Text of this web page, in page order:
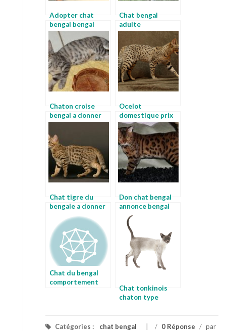
Adopter chat
bengal bengal
charcoal
Chat bengal
adulte
alimentation chat
bengal
Chaton croise
bengal a donner
annonce bengal
Ocelot
domestique prix
bengal noir
Chat tigre du
bengale a donner
chat du bengal
adulte
Don chat bengal
annonce bengal
Chat du bengal
comportement
Chat tonkinois
chaton type
Catégories : chat bengal / 0 Réponse / par